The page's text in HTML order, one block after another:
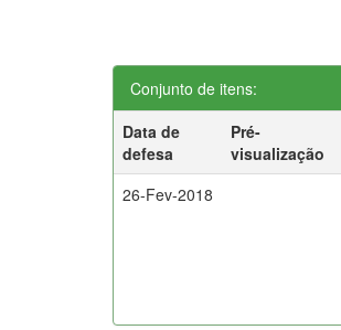
Conjunto de itens:
Data de
defesa
Pré-
visualização
26-Fev-2018